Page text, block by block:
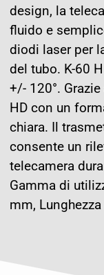
design, la
fluido e
diodi laser per
del tubo. K-60
+/- 120°.
HD con un
chiara. Il
consente un
telecamera
Gamma di
mm, Lunghezza